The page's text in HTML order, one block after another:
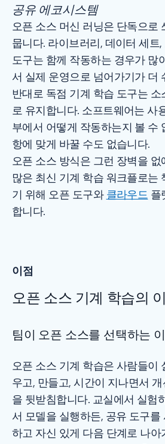
공유 에코시스템
오픈 소스 머신 러닝은 단독으로
뭅니다. 라이브러리, 데이터 세트
도구는 함께 작동하는 경우가 많
서 실제 운영으로 넘어가기가 더
반대로 독점 기계 학습 도구는 소
로 유지합니다. 소프트웨어는 사
부에서 어떻게 작동하는지 볼 수
항에 맞게 바꿀 수도 없습니다.
오픈 소스 방식은 그런 장벽을 없
많은 최신 기계 학습 워크플로는
기 위해 오픈 도구와 클라우드 플
합니다.
이점
오픈 소스 기계 학습의
팀이 오픈 소스를 선택하는
오픈 소스 기계 학습은 사람들이
우고, 만들고, 시간이 지나면서
을 뒷받침합니다. 교실에서 실험
서 모델을 실행하든, 공유 도구를
하고 자신 있게 다음 단계로 나아